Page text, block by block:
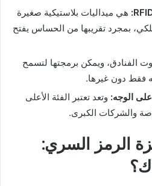
: هي ميداليات بلاستيكية صغيرة
بمجرد تقريبها من الحساس يفتح
الفنادق، ويمكن برمجتها لتسمح
فقط دون غيرها.
الوجه: وتعد تعتبر الفئة الأعلى
والشركات الكبرى.
الرمز السري: